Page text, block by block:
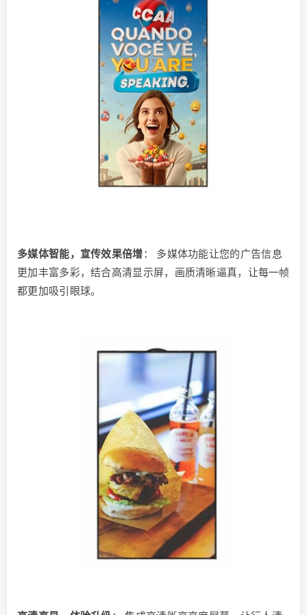
多媒体智能，宣传效果倍增： 多媒体功能让您的广告信息
更加丰富多彩，结合高清显示屏，画质清晰逼真，让每一帧
都更加吸引眼球。